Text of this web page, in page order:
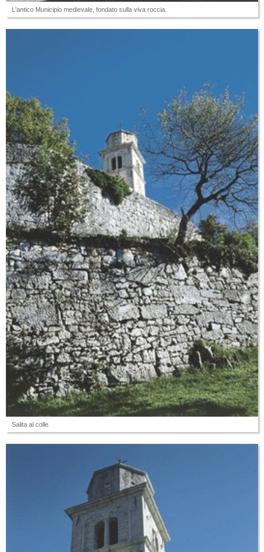
L'antico Municipio medievale, fondato sulla viva roccia.
Salita al colle.